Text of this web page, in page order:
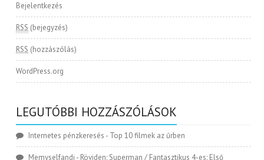
Bejelentkezés
RSS (bejegyzés)
RSS (hozzászólás)
WordPress.org
LEGUTÓBBI HOZZÁSZÓLÁSOK
Internetes pénzkeresés - Top 10 filmek az űrben
Memyselfandi - Röviden: Superman / Fantasztikus 4-es: Első